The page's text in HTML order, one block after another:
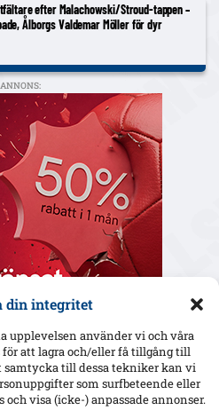
din integritet
upplevelsen använder vi och våra
att lagra och/eller få tillgång till
till dessa tekniker kan vi
som surfbeteende eller
visa (icke-) anpassade annonser.
efter Malachowski/Stroud-tappen –
Ålborgs Valdemar Möller för dyr
ANNONS: